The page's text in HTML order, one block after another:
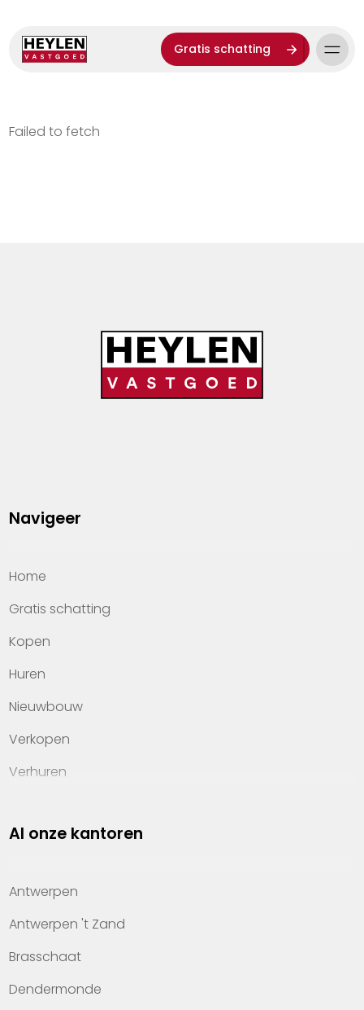
Gratis schatting
Failed to fetch
Navigeer
Home
Gratis schatting
Kopen
Huren
Nieuwbouw
Verkopen
Verhuren
Property management
Kennis van wonen
Kantoren
Veelgestelde vragen
Werken bij Heylen Vastgoed
Al onze kantoren
Antwerpen
Antwerpen 't Zand
Brasschaat
Dendermonde